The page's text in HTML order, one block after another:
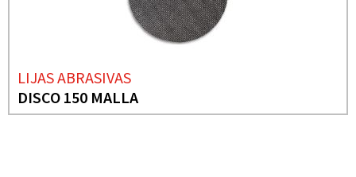
LIJAS ABRASIVAS
DISCO 150 MALLA